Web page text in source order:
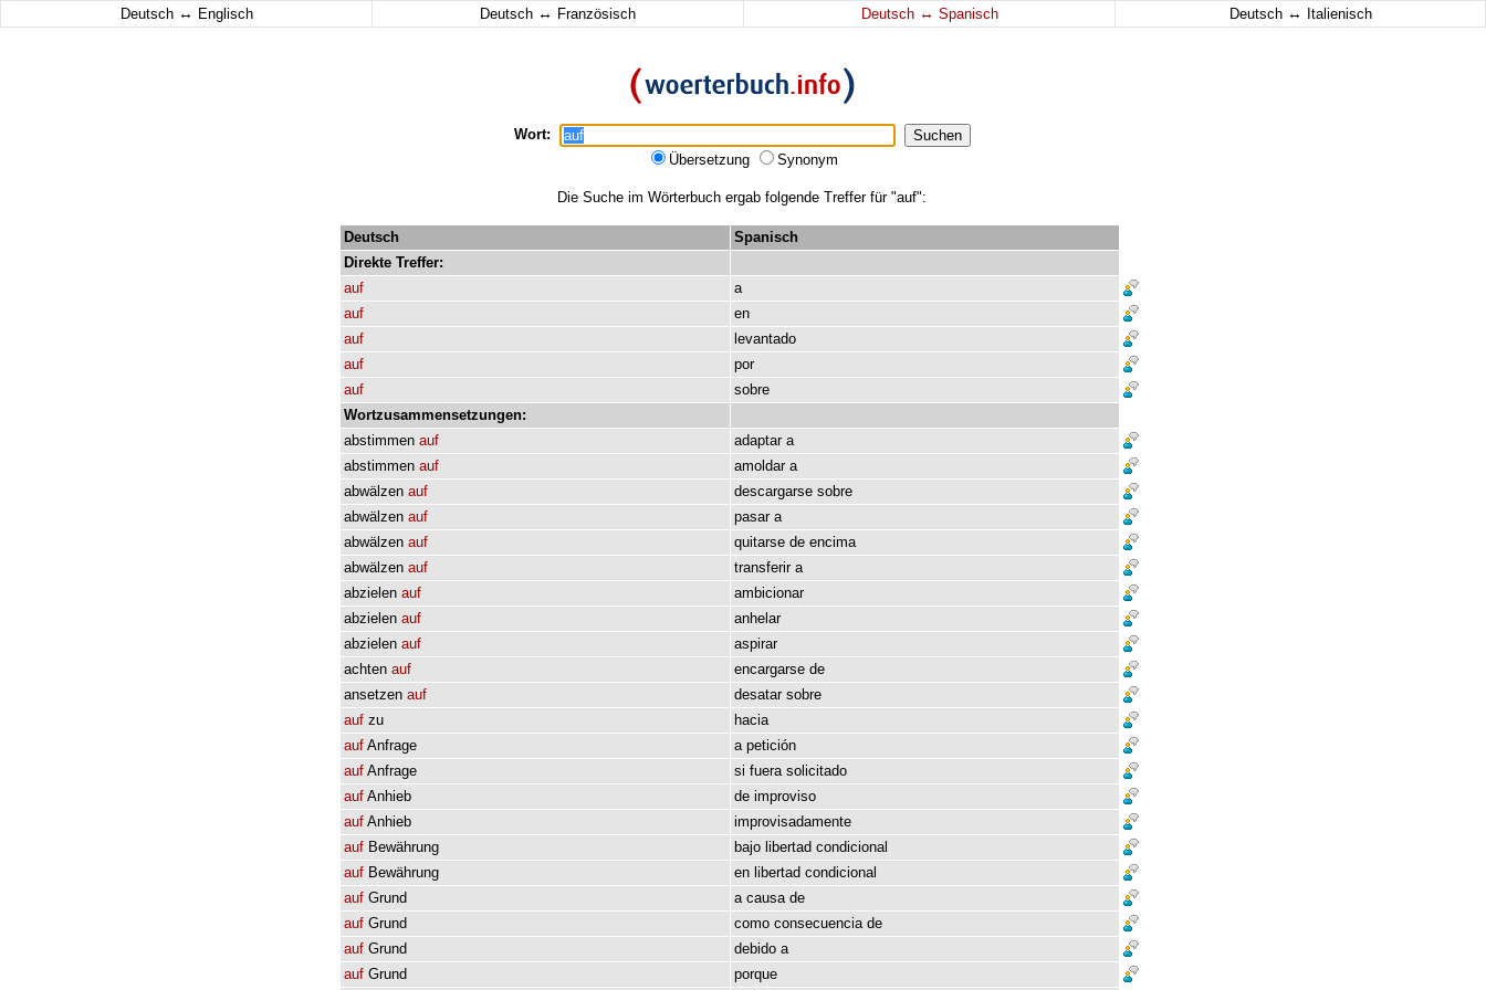
Deutsch ↔ Englisch Deutsch ↔ Französisch Deutsch ↔ Spanisch Deutsch ↔ Italienisch
Wort:
Übersetzung
Synonym
Die Suche im Wörterbuch ergab folgende Treffer für "auf":
Deutsch
Spanisch
Direkte Treffer:
auf
a
auf
en
auf
levantado
auf
por
auf
sobre
Wortzusammensetzungen:
abstimmen auf adaptar a
abstimmen auf amoldar a
abwälzen auf descargarse sobre
abwälzen auf pasar a
abwälzen auf quitarse de encima
abwälzen auf transferir a
abzielen auf
ambicionar
abzielen auf
anhelar
abzielen auf
aspirar
achten auf encargarse de
ansetzen auf desatar sobre
auf zu
hacia
auf Anfrage a petición
auf Anfrage si fuera solicitado
auf Anhieb de improviso
auf Anhieb
improvisadamente
auf Bewährung bajo libertad condicional
auf Bewährung en libertad condicional
auf Grund a causa de
auf Grund como consecuencia de
auf Grund debido a
auf Grund porque